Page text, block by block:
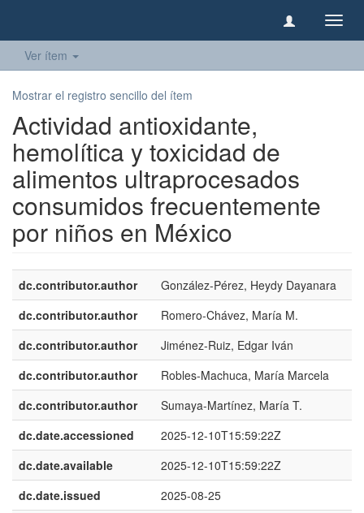
Ver ítem
Mostrar el registro sencillo del ítem
Actividad antioxidante,
hemolítica y toxicidad de
alimentos ultraprocesados
consumidos frecuentemente
por niños en México
dc.contributor.author
González-Pérez, Heydy Dayanara
dc.contributor.author
Romero-Chávez, María M.
dc.contributor.author
Jiménez-Ruiz, Edgar Iván
dc.contributor.author
Robles-Machuca, María Marcela
dc.contributor.author
Sumaya-Martínez, María T.
dc.date.accessioned
2025-12-10T15:59:22Z
dc.date.available
2025-12-10T15:59:22Z
dc.date.issued
2025-08-25